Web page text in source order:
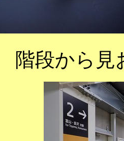
階段から見